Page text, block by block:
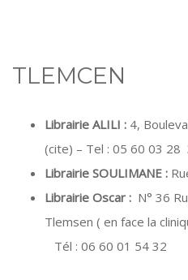
TLEMCEN
Librairie ALILI : 4,
(cite) – Tel : 05 60 03 28
Librairie SOULIMANE :
Librairie Oscar : N° 36
Tlemsen ( en
Tél : 06 60 01 54 32